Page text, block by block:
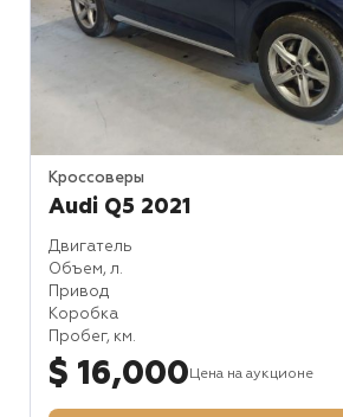
Кроссоверы
Audi Q5 2021
Двигатель
Объем, л.
Привод
Коробка
Пробег, км.
$ 16,000 Цена на аукционе